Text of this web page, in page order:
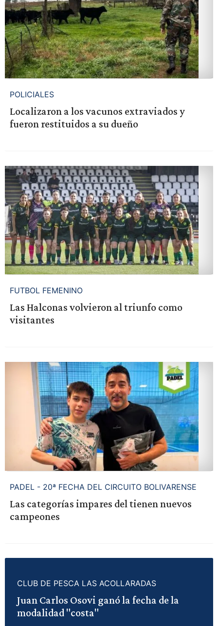
POLICIALES
Localizaron a los vacunos extraviados y
fueron restituidos a su dueño
FUTBOL FEMENINO
Las Halconas volvieron al triunfo como
visitantes
PADEL - 20ª FECHA DEL CIRCUITO BOLIVARENSE
Las categorías impares del tienen nuevos
campeones
CLUB DE PESCA LAS ACOLLARADAS
Juan Carlos Osovi ganó la fecha de la
modalidad "costa"